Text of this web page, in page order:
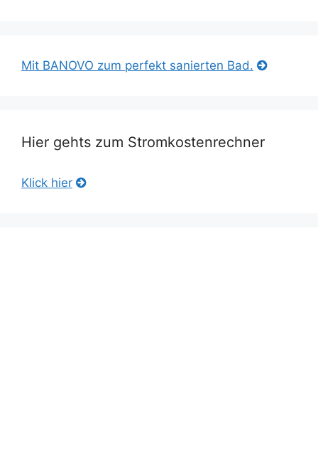
Mit BANOVO zum perfekt sanierten Bad.
Hier gehts zum Stromkostenrechner
Klick hier